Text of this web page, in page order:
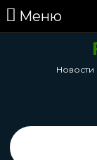
перейти
МенюМеню
Новости